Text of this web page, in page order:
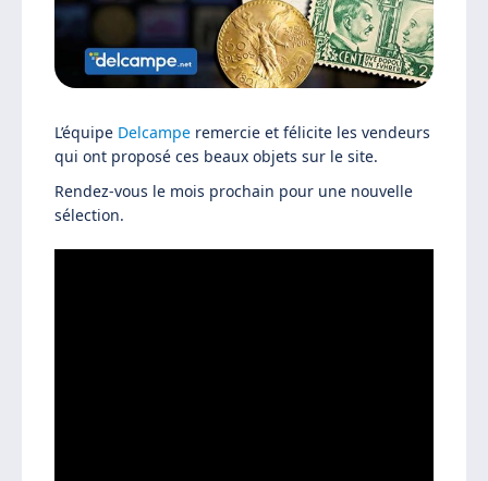
L’équipe Delcampe remercie et félicite les vendeurs
qui ont proposé ces beaux objets sur le site.
Rendez-vous le mois prochain pour une nouvelle
sélection.